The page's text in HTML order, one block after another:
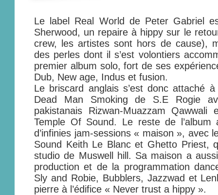
Le label Real World de Peter Gabriel
Sherwood, un repaire à hippy sur le
crew, les artistes sont hors de cause),
des perles dont il s’est volontiers
premier album solo, fort de ses
Dub, New age, Indus et fusion.
Le briscard anglais s’est donc attaché
Dead Man Smoking de S.E Rogie
pakistanais Rizwan-Muazzam
Temple Of Sound. Le reste de
d’infinies jam-sessions « maison », avec
Sound Keith Le Blanc et Ghetto Priest,
studio de Muswell hill. Sa maison a
production et de la programmation
Sly and Robie, Bubblers, Jazzwad et
pierre à l’édifice « Never trust a hippy ».